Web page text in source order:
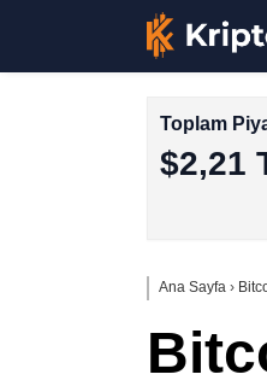
Toplam
$2,21
Ana Sayfa ›